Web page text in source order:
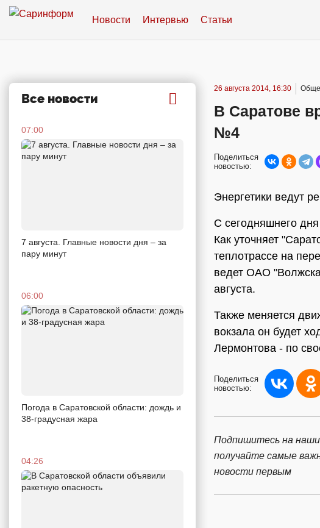
Новости Интервью Статьи
Все новости
07:00
7 августа. Главные новости дня – за
пару минут
06:00
Погода в Саратовской области: дождь и
38-градусная жара
04:26
26 августа 2014, 16:30
В Саратове
№4
Поделиться
новостью:
Энергетики ведут
С сегодняшнего
Как уточняет
теплотрассе на
ведет ОАО
августа.
Также меняется
вокзала он будет
Лермонтова - по
Поделиться
новостью:
Подпишитесь на
получайте самые
новости первым